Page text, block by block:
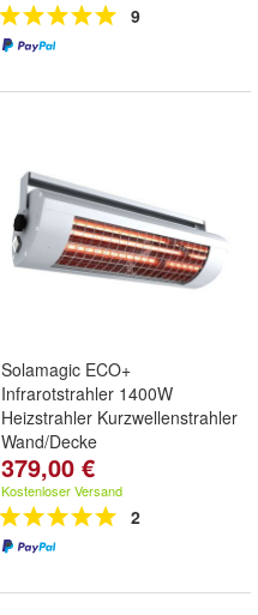
9
Solamagic ECO+
Infrarotstrahler 1400W
Heizstrahler Kurzwellenstrahler
Wand/Decke
379,00 €
Kostenloser Versand
2